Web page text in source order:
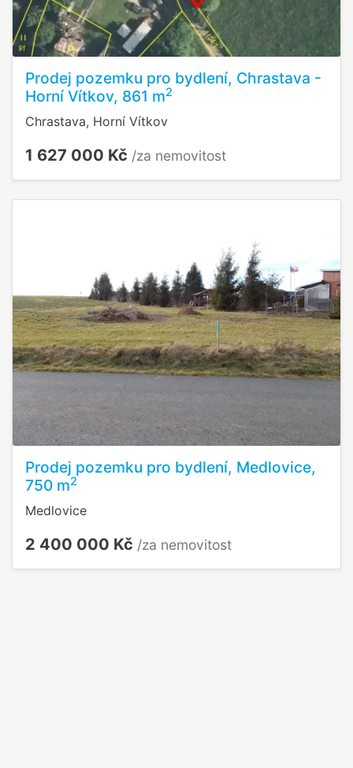
Prodej pozemku pro bydlení, Chrastava -
Horní Vítkov, 861 m2
Chrastava, Horní Vítkov
1 627 000 Kč /za nemovitost
Prodej pozemku pro bydlení, Medlovice,
750 m2
Medlovice
2 400 000 Kč /za nemovitost